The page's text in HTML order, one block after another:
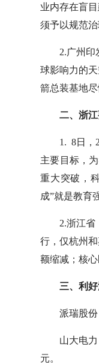
业内存在盲
须予以规范治
2.广州印
球影响力的
箭总装基地
二、浙江
1. 8日，
主要目标，
重大突破，
成”就是教育
2.浙江省
行，仅杭州
额缩减；核
三、利
派瑞股份
山大电
元。